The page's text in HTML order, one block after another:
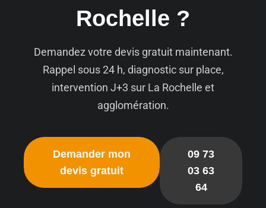
Rochelle ?
Demandez votre devis gratuit maintenant.
Rappel sous 24 h, diagnostic sur place,
intervention J+3 sur La Rochelle et
agglomération.
Demander mon
devis gratuit
09 73
03 63
64